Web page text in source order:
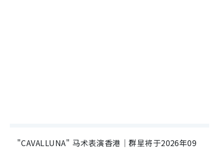
"CAVALLUNA" 马术表演香港｜群星将于2026年09